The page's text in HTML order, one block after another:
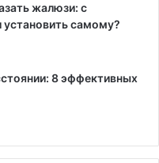
жалюзи: с
самому?
8 эффективных